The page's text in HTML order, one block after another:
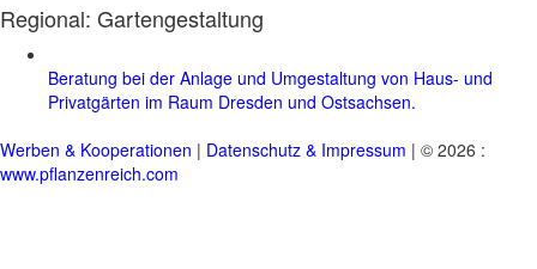
Regional: Gartengestaltung
Beratung bei der Anlage und Umgestaltung von Haus- und
Privatgärten im Raum Dresden und Ostsachsen.
Werben & Kooperationen | Datenschutz & Impressum | © 2026 :
www.pflanzenreich.com